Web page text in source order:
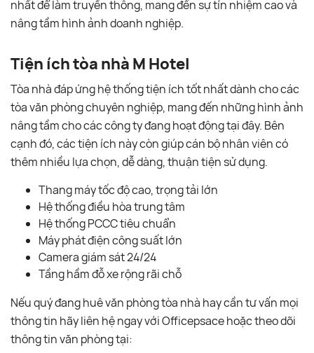
nhất để làm truyền thông, mang đến sự tín nhiệm cao và
nâng tầm hình ảnh doanh nghiệp.
Tiện ích tòa nhà M Hotel
Tòa nhà đáp ứng hệ thống tiện ích tốt nhất dành cho các
tòa văn phòng chuyên nghiệp, mang đến những hình ảnh
nâng tầm cho các công ty đang hoạt động tại đây. Bên
cạnh đó, các tiện ích này còn giúp cán bộ nhân viên có
thêm nhiều lựa chọn, dễ dàng, thuận tiện sử dụng.
Thang máy tốc độ cao, trọng tải lớn
Hệ thống điều hòa trung tâm
Hệ thống PCCC tiêu chuẩn
Máy phát điện công suất lớn
Camera giám sát 24/24
Tầng hầm đỗ xe rộng rãi chỗ
Nếu quý đang huê văn phòng tòa nhà hay cần tư vấn mọi
thông tin hãy liên hệ ngay với Officepsace hoặc theo dõi
thông tin văn phòng tại: